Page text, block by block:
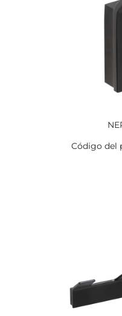
Código del